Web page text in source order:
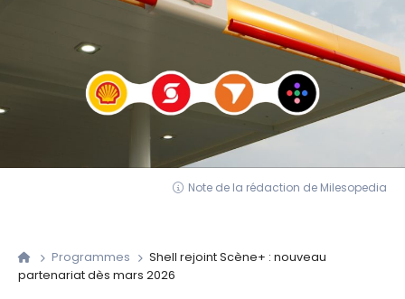
Note de la rédaction de Milesopedia
Programmes
Shell rejoint Scène+ : nouveau
partenariat dès mars 2026